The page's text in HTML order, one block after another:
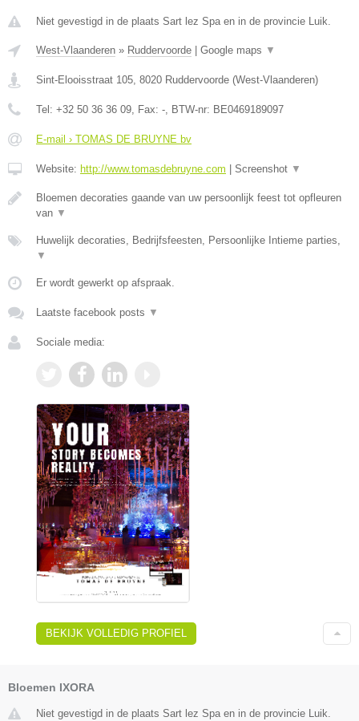
Niet gevestigd in de plaats Sart lez Spa en in de provincie Luik.
West-Vlaanderen » Ruddervoorde Google maps ▼
Sint-Elooisstraat 105, 8020 Ruddervoorde (West-Vlaanderen)
Tel: +32 50 36 36 09, Fax: -, BTW-nr: BE0469189097
E-mail › TOMAS DE BRUYNE bv
Website: http://www.tomasdebruyne.com Screenshot ▼
Bloemen decoraties gaande van uw persoonlijk feest tot opfleuren
van ▼
Huwelijk decoraties, Bedrijfsfeesten, Persoonlijke Intieme parties,
▼
Er wordt gewerkt op afspraak.
Laatste facebook posts ▼
Sociale media:
BEKIJK VOLLEDIG PROFIEL
Bloemen IXORA
Niet gevestigd in de plaats Sart lez Spa en in de provincie Luik.